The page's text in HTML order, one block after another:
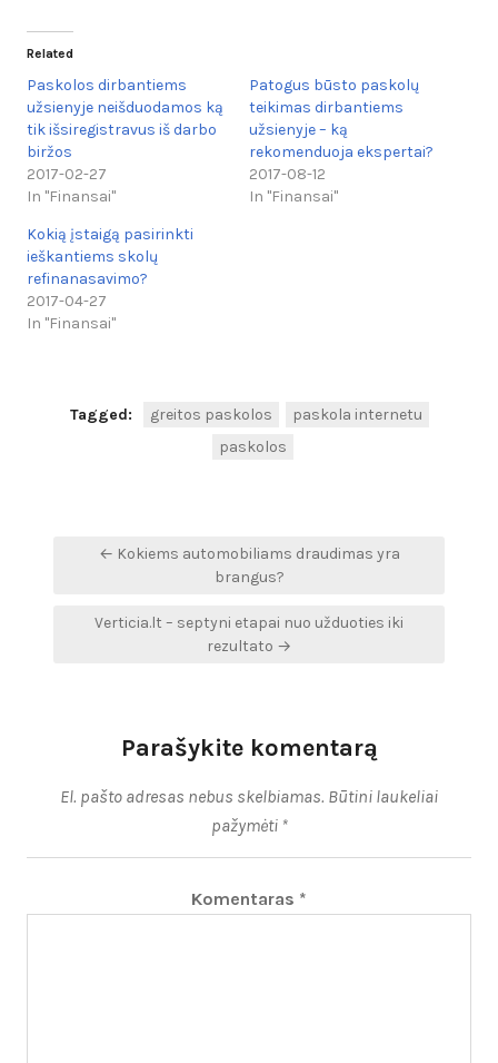
Related
Paskolos dirbantiems
užsienyje neišduodamos ką
tik išsiregistravus iš darbo
biržos
2017-02-27
In "Finansai"
Patogus būsto paskolų
teikimas dirbantiems
užsienyje – ką
rekomenduoja ekspertai?
2017-08-12
In "Finansai"
Kokią įstaigą pasirinkti
ieškantiems skolų
refinanasavimo?
2017-04-27
In "Finansai"
Tagged: greitos paskolos
paskola internetu
paskolos
Navigacija
← Kokiems automobiliams draudimas yra
brangus?
Verticia.lt – septyni etapai nuo užduoties iki
rezultato →
Parašykite komentarą
El. pašto adresas nebus skelbiamas. Būtini laukeliai
pažymėti *
Komentaras *